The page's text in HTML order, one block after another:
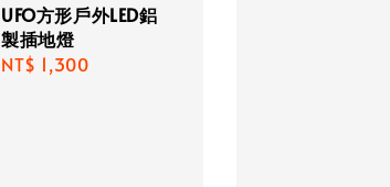
UFO方形戶外LED鋁
製插地燈
Regular
NT$ 1,300